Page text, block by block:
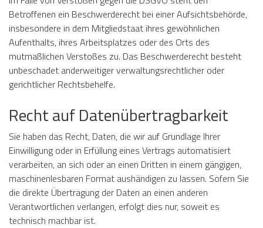
Betroffenen ein Beschwerderecht bei einer Aufsichtsbehörde,
insbesondere in dem Mitgliedstaat ihres gewöhnlichen
Aufenthalts, ihres Arbeitsplatzes oder des Orts des
mutmaßlichen Verstoßes zu. Das Beschwerderecht besteht
unbeschadet anderweitiger verwaltungsrechtlicher oder
gerichtlicher Rechtsbehelfe.
Recht auf Daten­übertrag­barkeit
Sie haben das Recht, Daten, die wir auf Grundlage Ihrer
Einwilligung oder in Erfüllung eines Vertrags automatisiert
verarbeiten, an sich oder an einen Dritten in einem gängigen,
maschinenlesbaren Format aushändigen zu lassen. Sofern Sie
die direkte Übertragung der Daten an einen anderen
Verantwortlichen verlangen, erfolgt dies nur, soweit es
technisch machbar ist.